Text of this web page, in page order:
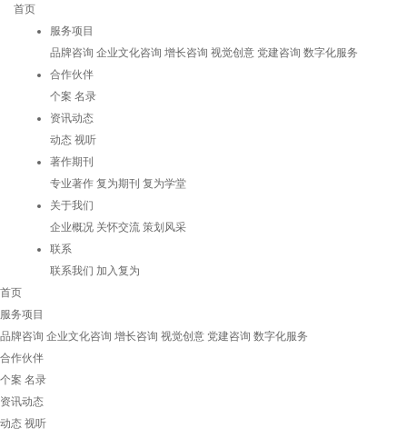
首页
服务项目
品牌咨询 企业文化咨询 增长咨询 视觉创意 党建咨询 数字化服务
合作伙伴
个案 名录
资讯动态
动态 视听
著作期刊
专业著作 复为期刊 复为学堂
关于我们
企业概况 关怀交流 策划风采
联系
联系我们 加入复为
首页
服务项目
品牌咨询 企业文化咨询 增长咨询 视觉创意 党建咨询 数字化服务
合作伙伴
个案 名录
资讯动态
动态 视听